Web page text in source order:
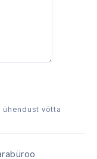
ühendust võtta